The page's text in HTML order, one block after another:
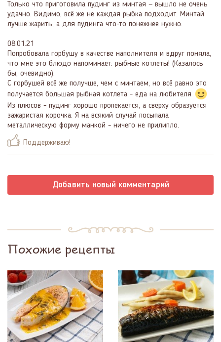
Только что приготовила пудинг из минтая — вышло не очень
удачно. Видимо, всё же не каждая рыбка подходит. Минтай
лучше жарить, а для пудинга что-то понежнее нужно.
08.01.21
Попробовала горбушу в качестве наполнителя и вдруг поняла,
что мне это блюдо напоминает: рыбные котлеты! (Казалось
бы, очевидно).
С горбушей всё же получше, чем с минтаем, но всё равно это
получается большая рыбная котлета - еда на любителя
Из плюсов - пудинг хорошо пропекается, а сверху образуется
зажаристая корочка. Я на всякий случай посыпала
металлическую форму манкой - ничего не прилипло.
Поддерживаю!
Добавить новый комментарий
Похожие рецепты